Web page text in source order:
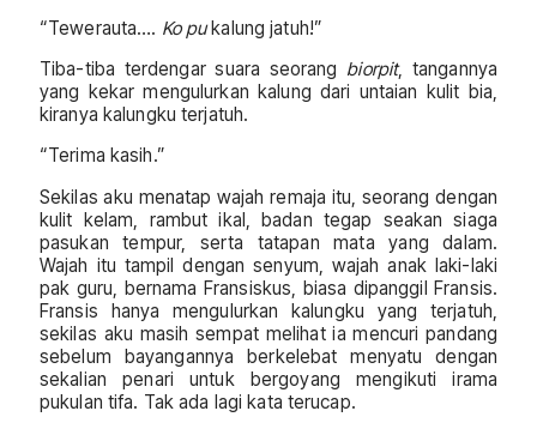
“Tewerauta…. Ko pukalung jatuh!”
Tiba-tiba terdengar suara seorang biorpit, tangannya
yang kekar mengulurkan kalung dari untaian kulit bia,
kiranya kalungku terjatuh.
“Terima kasih.”
Sekilas aku menatap wajah remaja itu, seorang dengan
kulit kelam, rambut ikal, badan tegap seakan siaga
pasukan tempur, serta tatapan mata yang dalam.
Wajah itu tampil dengan senyum, wajah anak laki-laki
pak guru, bernama Fransiskus, biasa dipanggil Fransis.
Fransis hanya mengulurkan kalungku yang terjatuh,
sekilas aku masih sempat melihat ia mencuri pandang
sebelum bayangannya berkelebat menyatu dengan
sekalian penari untuk bergoyang mengikuti irama
pukulan tifa. Tak ada lagi kata terucap.